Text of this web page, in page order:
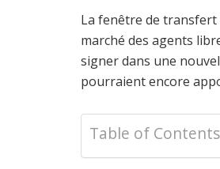
La fenêtre de transfert
marché des agents
signer dans une
pourraient encore
Table of Contents